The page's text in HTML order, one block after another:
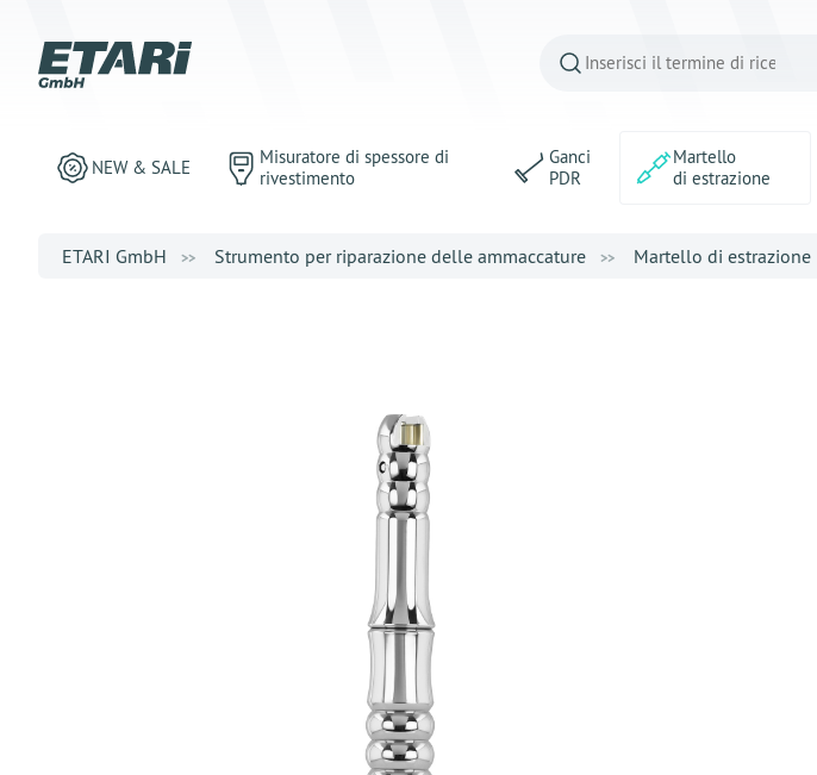
NEW & SALE
Misuratore di spessore di
rivestimento
Ganci
PDR
Martello
di estrazione
ETARI GmbH Strumento per riparazione delle ammaccature Martello di estrazione